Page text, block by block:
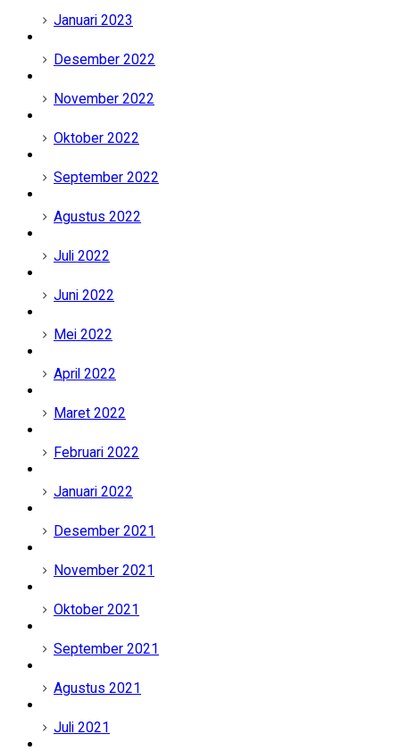
Januari 2023
Desember 2022
November 2022
Oktober 2022
September 2022
Agustus 2022
Juli 2022
Juni 2022
Mei 2022
April 2022
Maret 2022
Februari 2022
Januari 2022
Desember 2021
November 2021
Oktober 2021
September 2021
Agustus 2021
Juli 2021